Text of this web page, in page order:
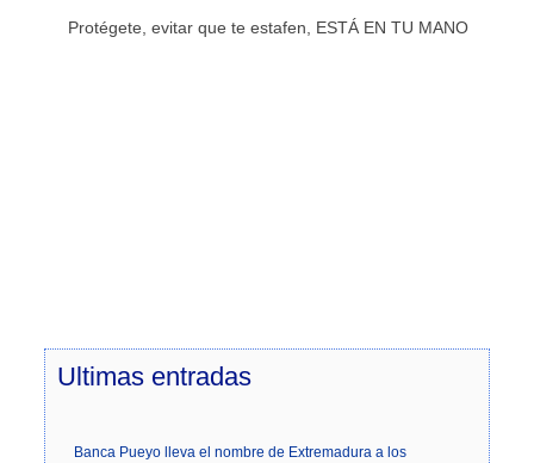
Protégete, evitar que te estafen, ESTÁ EN TU MANO
Ultimas entradas
Banca Pueyo lleva el nombre de Extremadura a los